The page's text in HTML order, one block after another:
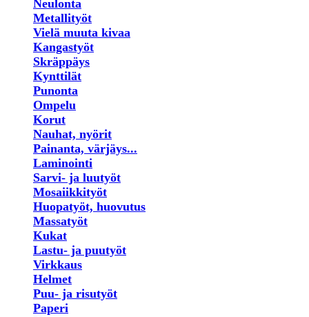
Neulonta
Metallityöt
Vielä muuta kivaa
Kangastyöt
Skräppäys
Kynttilät
Punonta
Ompelu
Korut
Nauhat, nyörit
Painanta, värjäys...
Laminointi
Sarvi- ja luutyöt
Mosaiikkityöt
Huopatyöt, huovutus
Massatyöt
Kukat
Lastu- ja puutyöt
Virkkaus
Helmet
Puu- ja risutyöt
Paperi